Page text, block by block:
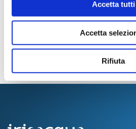
Accetta tutti
Accetta
Rifiuta